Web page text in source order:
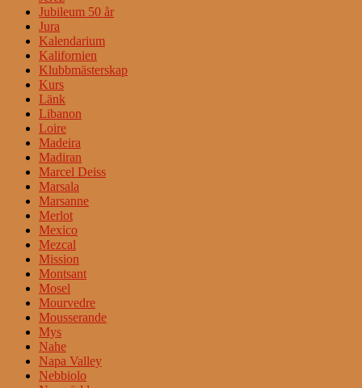
Jubileum 50 år
Jura
Kalendarium
Kalifornien
Klubbmästerskap
Kurs
Länk
Libanon
Loire
Madeira
Madiran
Marcel Deiss
Marsala
Marsanne
Merlot
Mexico
Mezcal
Mission
Montsant
Mosel
Mourvedre
Mousserande
Mys
Nahe
Napa Valley
Nebbiolo